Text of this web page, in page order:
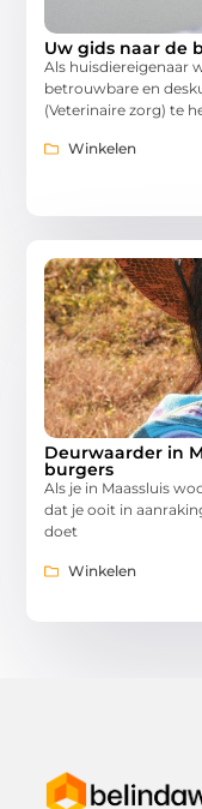
Uw gids naar de
Als huisdiereigenaar
betrouwbare en
(Veterinaire zorg) te
Winkelen
Deurwaarder in
burgers
Als je in Maassluis
dat je ooit in
doet
Winkelen